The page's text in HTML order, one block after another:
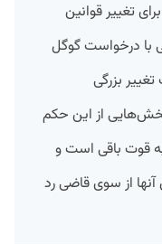
تغییر قوانین
با درخواست گوگل
بزرگی
بخش‌هایی از این حکم
قوت باقی است و
از سوی قاضی رد